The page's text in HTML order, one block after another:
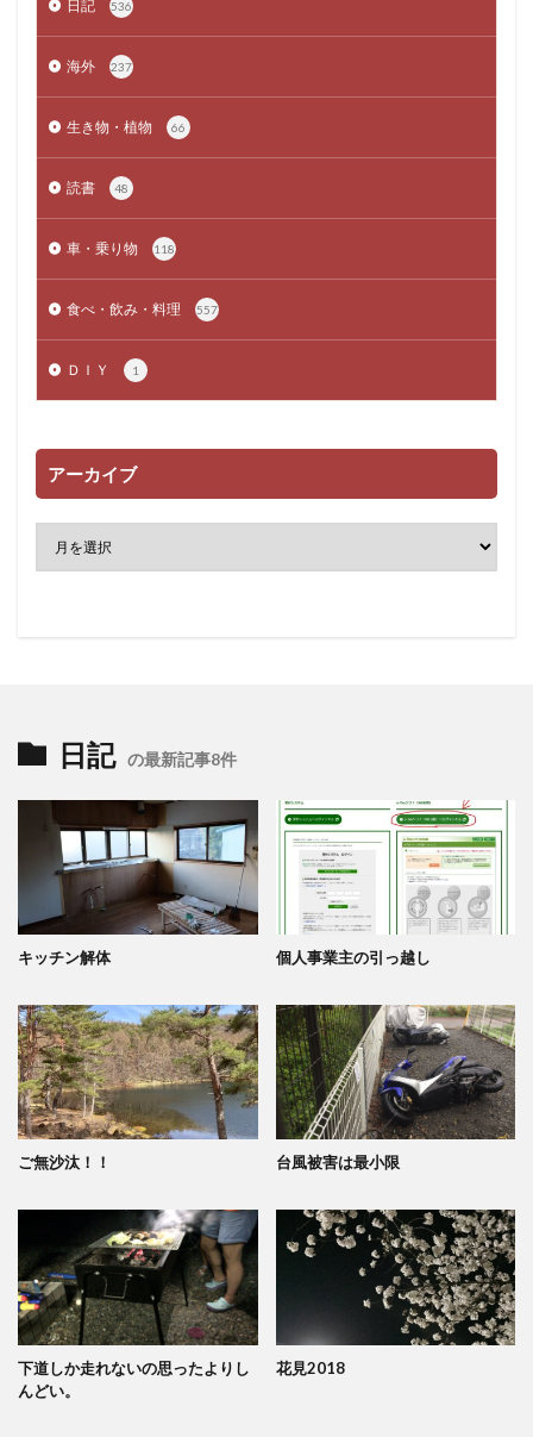
日記 536
海外 237
生き物・植物 66
読書 48
車・乗り物 118
食べ・飲み・料理 557
ＤＩＹ 1
アーカイブ
日記 の最新記事8件
キッチン解体 個人事業主の引っ越し
ご無沙汰！！ 台風被害は最小限
下道しか走れないの思ったよりし
んどい。
花見2018